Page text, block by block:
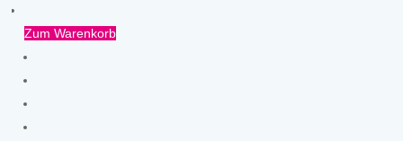
Zum Warenkorb